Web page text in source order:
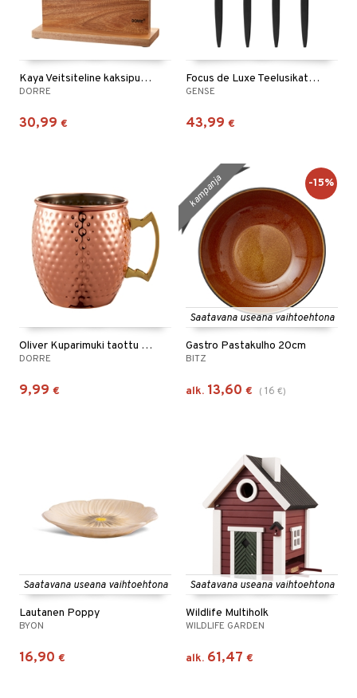
Kaya Veitsiteline kaksipuolinen Akaasia
DORRE
30,99 €
Focus de Luxe Teelusikat 4 kpl
GENSE
43,99 €
Oliver Kuparimuki taottu 45 cl
DORRE
9,99 €
Saatavana useana vaihtoehtona
Gastro Pastakulho 20cm
BITZ
alk. 13,60 € ( 16 €)
kampanja -15%
Saatavana useana vaihtoehtona
Lautanen Poppy
BYON
16,90 €
Saatavana useana vaihtoehtona
Wildlife Multiholk
WILDLIFE GARDEN
alk. 61,47 €
& Vihannesveitset